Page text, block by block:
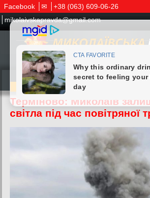
Facebook ✉
+38 (063) 609-06-26
mikolaivskapravda@gmail.com
16.04.2026
Терміново: Миколаїв
світла під час повітряної